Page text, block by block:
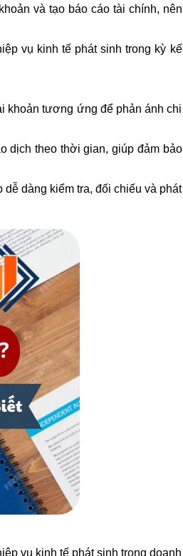
và tạo báo cáo tài chính, nên
vụ kinh tế phát sinh trong kỳ kế
khoản tương ứng để phản ánh chi
dịch theo thời gian, giúp đảm bảo
dàng kiểm tra, đối chiếu và phát
vụ kinh tế phát sinh trong doanh